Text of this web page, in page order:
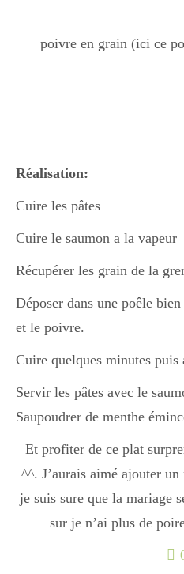
Boisson
Recettes
poivre en grain (ici ce
Réalisation:
Cuire les pâtes
Cuire le saumon a la vapeur
Récupérer les grain de la
Déposer dans une poêle
et le poivre.
Cuire quelques minutes puis
Servir les pâtes avec le
Saupoudrer de menthe
Et profiter de ce plat
^^. J’aurais aimé ajouter
je suis sure que la mariage
sur je n’ai plus de